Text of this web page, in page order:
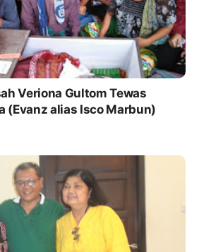
Veriona Gultom Tewas
(Evanz alias Isco Marbun)